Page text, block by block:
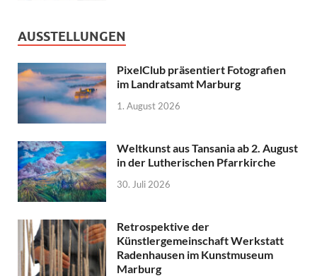
AUSSTELLUNGEN
PixelClub präsentiert Fotografien
im Landratsamt Marburg
1. August 2026
Weltkunst aus Tansania ab 2. August
in der Lutherischen Pfarrkirche
30. Juli 2026
Retrospektive der
Künstlergemeinschaft Werkstatt
Radenhausen im Kunstmuseum
Marburg